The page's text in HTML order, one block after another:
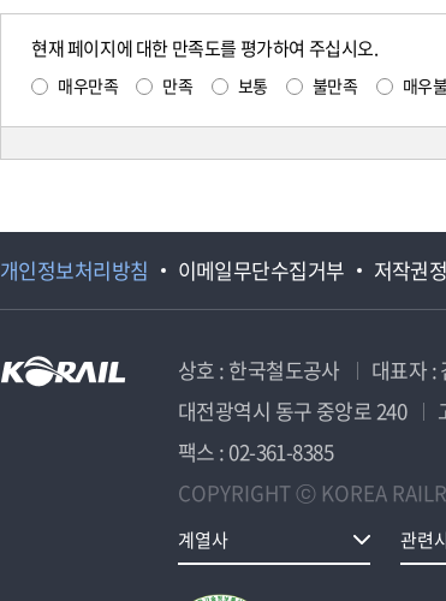
현재 페이지에 대한 만족도를 평가하여 주십시오.
매우만족 만족 보통 불만족 매우
개인정보처리방침 이메일무단수집거부 저작권
상호 : 한국철도공사 대표자 :
대전광역시 동구 중앙로 240
팩스 : 02-361-8385
COPYRIGHT ⓒ KOREA
계열사 관련